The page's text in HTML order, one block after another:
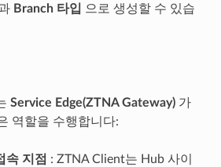
Branch 타입 으로 생성할 수 있습
Service Edge(ZTNA Gateway)가
역할을 수행합니다:
속 지점 : ZTNA Client는 Hub 사이